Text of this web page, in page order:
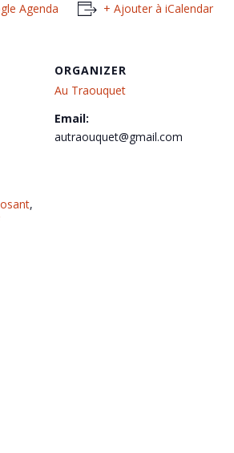
Agenda + Ajouter à iCalendar
,
ORGANIZER
Au Traouquet
Email:
autraouquet@gmail.com